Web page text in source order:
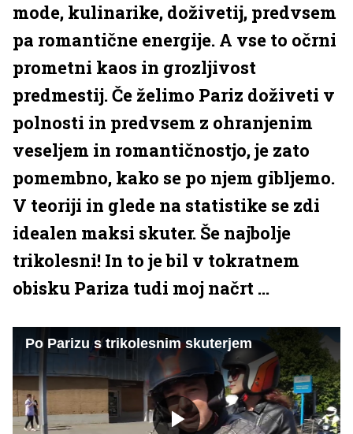
mode, kulinarike, doživetij, predvsem
pa romantične energije. A vse to očrni
prometni kaos in grozljivost
predmestij. Če želimo Pariz doživeti v
polnosti in predvsem z ohranjenim
veseljem in romantičnostjo, je zato
pomembno, kako se po njem gibljemo.
V teoriji in glede na statistike se zdi
idealen maksi skuter. Še najbolje
trikolesni! In to je bil v tokratnem
obisku Pariza tudi moj načrt ...
Po Parizu s trikolesnim skuterjem